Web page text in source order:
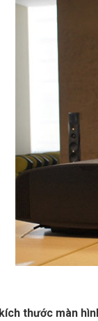
kích thước màn